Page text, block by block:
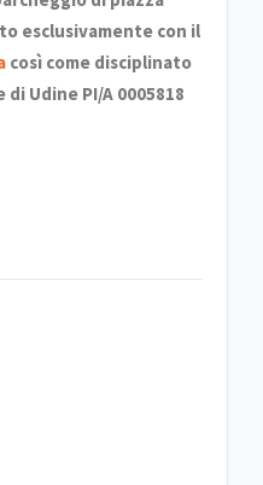
esclusivamente con il
così come disciplinato
Udine PI/A 0005818